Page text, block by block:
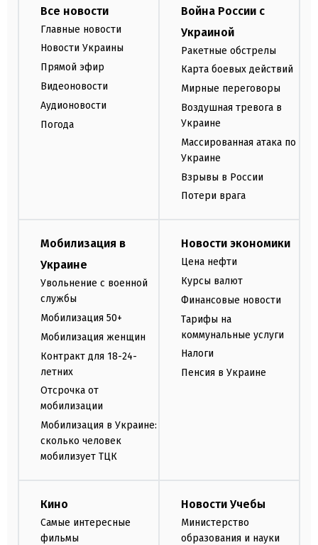
Все новости
Главные новости
Новости Украины
Прямой эфир
Видеоновости
Аудионовости
Погода
Война России с
Украиной
Ракетные обстрелы
Карта боевых действий
Мирные переговоры
Воздушная тревога в
Украине
Массированная атака по
Украине
Взрывы в России
Потери врага
Мобилизация в
Украине
Увольнение с военной
службы
Мобилизация 50+
Мобилизация женщин
Контракт для 18-24-
летних
Отсрочка от
мобилизации
Мобилизация в Украине:
сколько человек
мобилизует ТЦК
Новости экономики
Цена нефти
Курсы валют
Финансовые новости
Тарифы на
коммунальные услуги
Налоги
Пенсия в Украине
Кино
Самые интересные
фильмы
Новости Учебы
Министерство
образования и науки